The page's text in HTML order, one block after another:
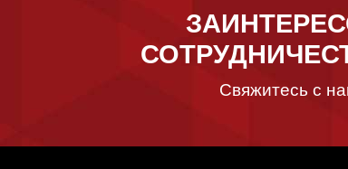
Свяжитесь с